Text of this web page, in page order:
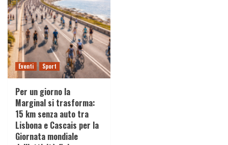
Eventi Sport
Per un giorno la
Marginal si trasforma:
15 km senza auto tra
Lisbona e Cascais per la
Giornata mondiale